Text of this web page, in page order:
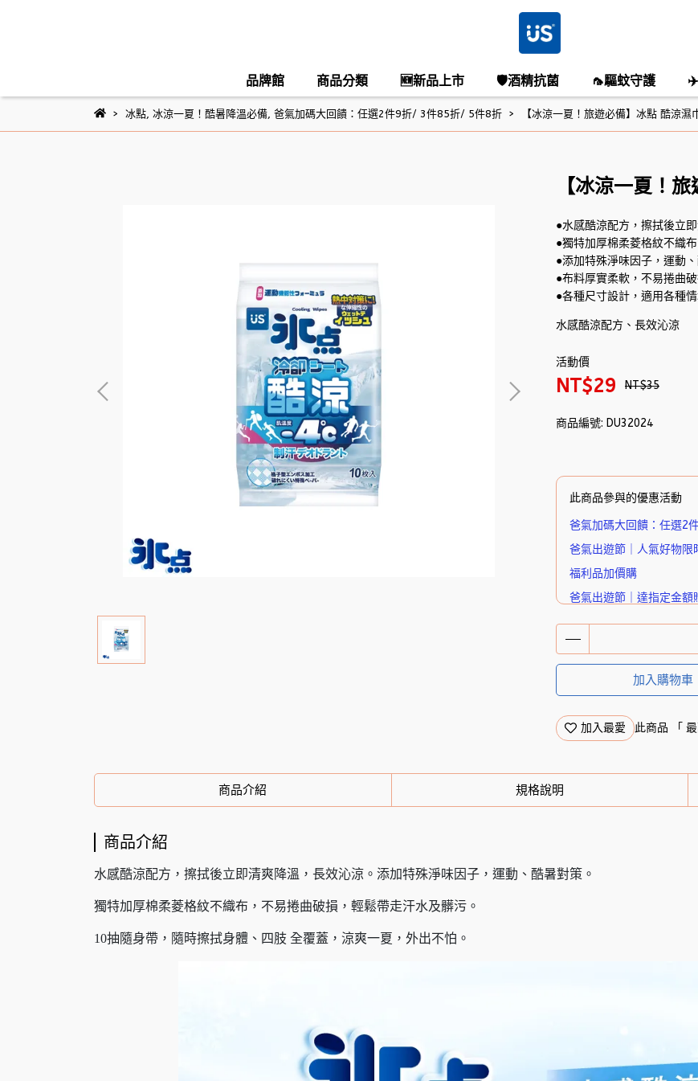
品牌館 商品分類 🆕新品上市 🛡️酒精抗菌 🦟驅蚊守護
冰點, 冰涼一夏！酷暑降溫必備, 爸氣加碼大回饋：任選2件9折/ 3件85折/ 5件8折 【冰涼一夏！旅遊必備】冰點 酷涼濕
【冰涼一夏！
●水感酷涼配方，擦拭後立
●獨特加厚棉柔菱格紋不織
●添加特殊淨味因子，運動、
●布料厚實柔軟，不易捲曲破
●各種尺寸設計，適用各種
水感酷涼配方、長效沁涼
活動價
NT$29 NT$35
商品編號: DU32024
此商品參與的優惠活動
爸氣加碼大回饋：任選2
爸氣出遊節｜人氣好物限
福利品加價購
爸氣出遊節｜達指定金額
🎁 下單送好禮｜潔P植萃
加入購物車
加入最愛 此商品 「
商品介紹 規格說明
商品介紹
水感酷涼配方，擦拭後立即清爽降溫，長效沁涼。添加特殊淨味因子，運動、酷暑對策。
獨特加厚棉柔菱格紋不織布，不易捲曲破損，輕鬆帶走汗水及髒污。
10抽隨身帶，隨時擦拭身體、四肢 全覆蓋，涼爽一夏，外出不怕。